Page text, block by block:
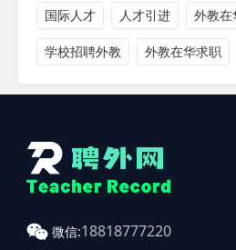
国际人才 人才引进 外教在
学校招聘外教 外教在华求职
微信:18818777220